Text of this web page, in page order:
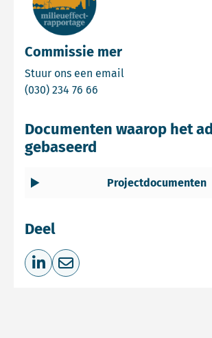
Commissie mer
Stuur ons een email
(030) 234 76 66
Documenten waarop het
gebaseerd
Projectdocumenten
Deel
Deel op LinkedIn
Deel via e-mail